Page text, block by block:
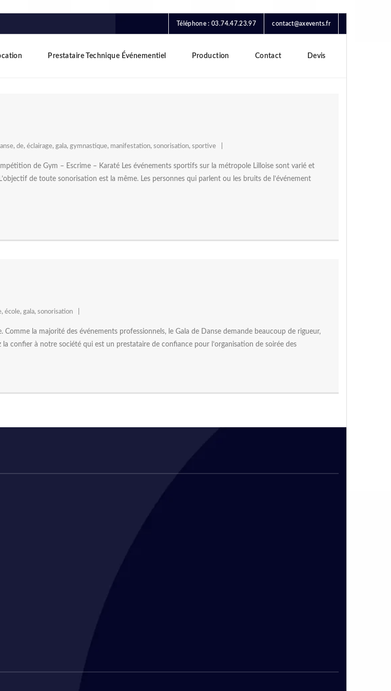
Téléphone : 03.74.47.23.97 contact@axevents.fr
Prestataire Technique Événementiel Production Contact Devis
, de, éclairage, gala, gymnastique, manifestation, sonorisation, sportive
de Gym – Escrime – Karaté Les événements sportifs sur la métropole Lilloise sont varié et
de toute sonorisation est la même. Les personnes qui parlent ou les bruits de l’événement
, école, gala, sonorisation
la majorité des événements professionnels, le Gala de Danse demande beaucoup de rigueur,
confier à notre société qui est un prestataire de confiance pour l’organisation de soirée des